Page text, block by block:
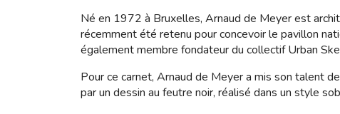
Né en 1972 à Bruxelles, Arnaud de Meyer est
récemment été retenu pour concevoir le pavillon
également membre fondateur du collectif Urban
Pour ce carnet, Arnaud de Meyer a mis son talent
par un dessin au feutre noir, réalisé dans un style